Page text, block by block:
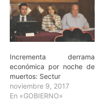
Incrementa derrama
económica por noche de
muertos: Sectur
noviembre 9, 2017
En «GOBIERNO»